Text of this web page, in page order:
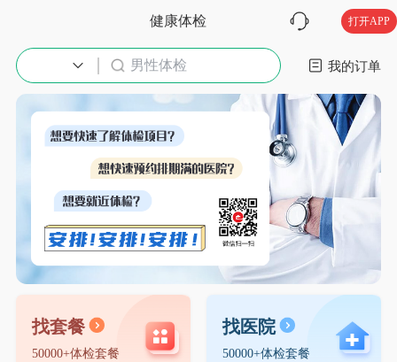
健康体检 打开APP
男性体检 入职体检 我的订单
找套餐
50000+体检套餐
找医院
50000+体检套餐